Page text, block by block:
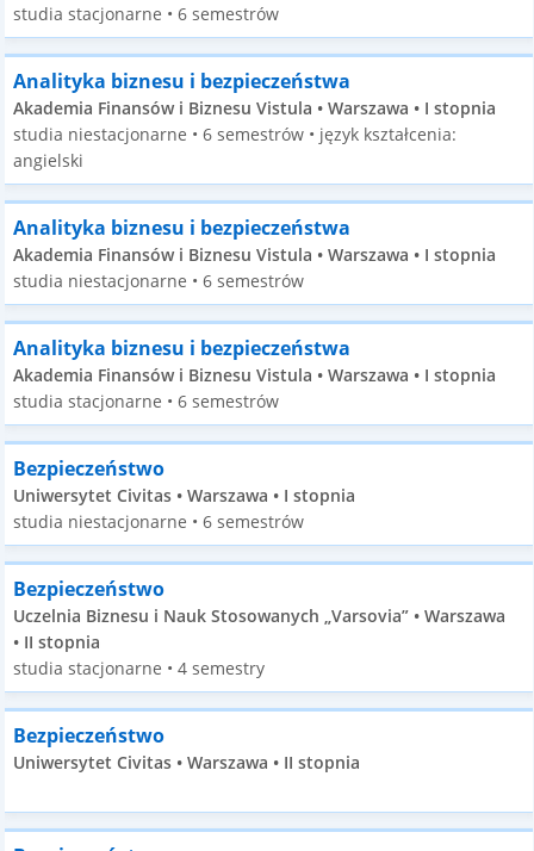
studia stacjonarne • 6 semestrów
Analityka biznesu i bezpieczeństwa
Akademia Finansów i Biznesu Vistula • Warszawa • I stopnia
studia niestacjonarne • 6 semestrów • język kształcenia:
angielski
Analityka biznesu i bezpieczeństwa
Akademia Finansów i Biznesu Vistula • Warszawa • I stopnia
studia niestacjonarne • 6 semestrów
Analityka biznesu i bezpieczeństwa
Akademia Finansów i Biznesu Vistula • Warszawa • I stopnia
studia stacjonarne • 6 semestrów
Bezpieczeństwo
Uniwersytet Civitas • Warszawa • I stopnia
studia niestacjonarne • 6 semestrów
Bezpieczeństwo
Uczelnia Biznesu i Nauk Stosowanych „Varsovia” • Warszawa
• II stopnia
studia stacjonarne • 4 semestry
Bezpieczeństwo
Uniwersytet Civitas • Warszawa • II stopnia